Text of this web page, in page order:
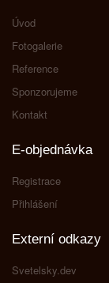
Úvod
Fotogalerie
Reference
Sponzorujeme
Kontakt
E-objednávka
Registrace
Přihlášení
Externí odkazy
Svetelsky.dev